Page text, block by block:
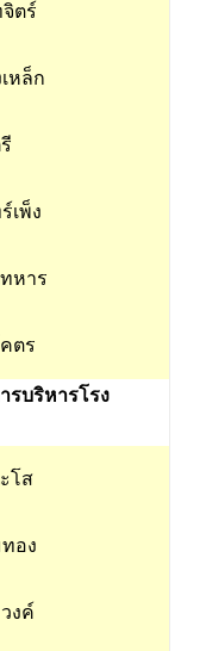
ตร์
เหล็ก
เพ็ง
หาร
ตร
รบริหารโรง
โส
อง
งค์